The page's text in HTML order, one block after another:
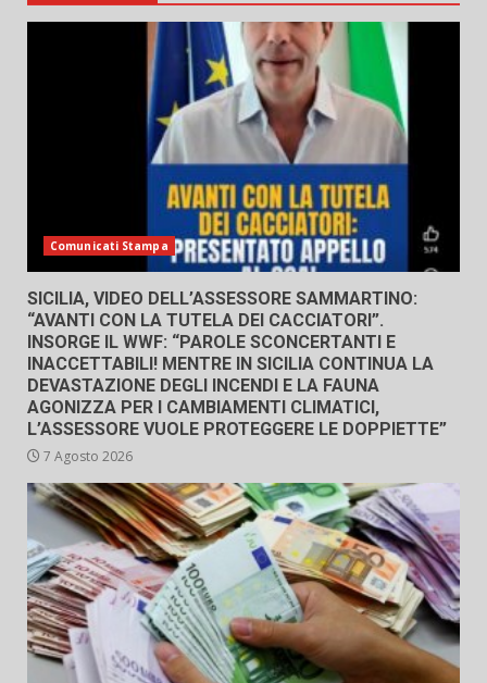
Comunicati Stampa
SICILIA, VIDEO DELL’ASSESSORE SAMMARTINO:
“AVANTI CON LA TUTELA DEI CACCIATORI”.
INSORGE IL WWF: “PAROLE SCONCERTANTI E
INACCETTABILI! MENTRE IN SICILIA CONTINUA LA
DEVASTAZIONE DEGLI INCENDI E LA FAUNA
AGONIZZA PER I CAMBIAMENTI CLIMATICI,
L’ASSESSORE VUOLE PROTEGGERE LE DOPPIETTE”
7 Agosto 2026